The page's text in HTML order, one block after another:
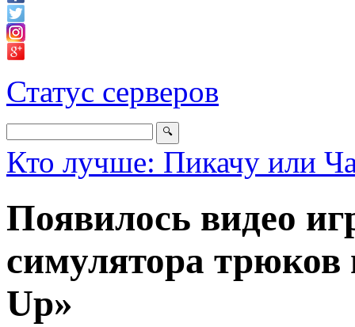
Статус серверов
Кто лучше: Пикачу или
Появилось видео
симулятора трюков
Up»